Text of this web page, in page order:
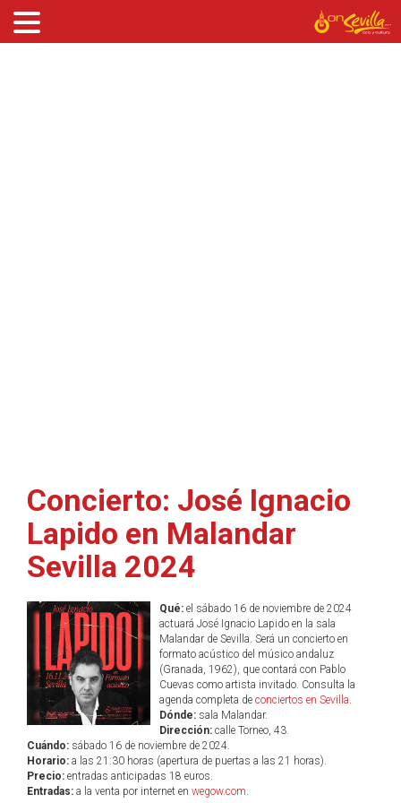
Concierto: José Ignacio
Lapido en Malandar
Sevilla 2024
Qué:el sábado 16 de noviembre de 2024
actuará José Ignacio Lapido en la sala
Malandar de Sevilla. Será un concierto en
formato acústico del músico andaluz
(Granada, 1962), que contará con Pablo
Cuevas como artista invitado. Consulta la
agenda completa de conciertos en Sevilla.
Dónde:sala Malandar.
Dirección:calle Torneo, 43.
Cuándo: sábado 16 de noviembre de 2024.
Horario: a las 21:30 horas (apertura de puertas a las 21 horas).
Precio: entradas anticipadas 18 euros.
Entradas: a la venta por internet en wegow.com.